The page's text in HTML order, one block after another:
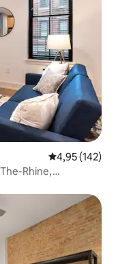
Calificación
4,95 (142)
Rhine,